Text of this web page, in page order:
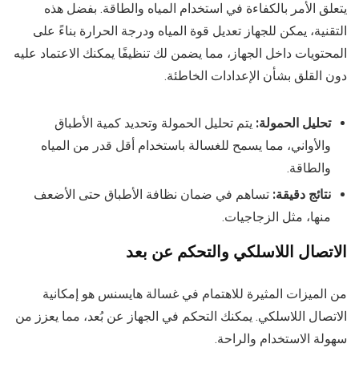
يتعلق الأمر بالكفاءة في استخدام المياه والطاقة. بفضل هذه
التقنية، يمكن للجهاز تعديل قوة المياه ودرجة الحرارة بناءً على
المحتويات داخل الجهاز، مما يضمن لك تنظيفًا يمكنك الاعتماد عليه
دون القلق بشأن الإعدادات الخاطئة.
تحليل الحمولة: يتم تحليل الحمولة وتحديد كمية الأطباق
والأواني، مما يسمح للغسالة باستخدام أقل قدر من المياه
والطاقة.
نتائج دقيقة: تساهم في ضمان نظافة الأطباق حتى الأضعف
منها، مثل الزجاجيات.
الاتصال اللاسلكي والتحكم عن بعد
من الميزات المثيرة للاهتمام في غسالة هايسنس هو إمكانية
الاتصال اللاسلكي. يمكنك التحكم في الجهاز عن بُعد، مما يعزز من
سهولة الاستخدام والراحة.